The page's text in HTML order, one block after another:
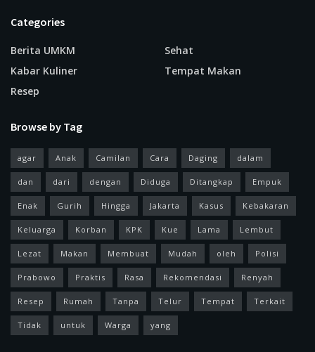
Categories
Berita UMKM
Kabar Kuliner
Resep
Sehat
Tempat Makan
Browse by Tag
agar Anak Camilan Cara Daging dalam
dan dari dengan Diduga Ditangkap Empuk
Enak Gurih Hingga Jakarta Kasus Kebakaran
Keluarga Korban KPK Kue Lama Lembut
Lezat Makan Membuat Mudah oleh Polisi
Prabowo Praktis Rasa Rekomendasi Renyah
Resep Rumah Tanpa Telur Tempat Terkait
Tidak untuk Warga yang